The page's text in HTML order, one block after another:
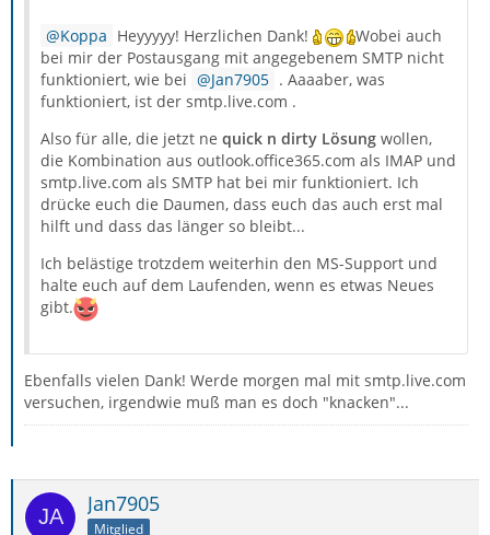
Koppa Heyyyyy! Herzlichen Dank!
Wobei auch
bei mir der Postausgang mit angegebenem SMTP nicht
funktioniert, wie bei
Jan7905 . Aaaaber, was
funktioniert, ist der smtp.live.com .
Also für alle, die jetzt ne quick n dirty Lösung wollen,
die Kombination aus outlook.office365.com als IMAP und
smtp.live.com als SMTP hat bei mir funktioniert. Ich
drücke euch die Daumen, dass euch das auch erst mal
hilft und dass das länger so bleibt...
Ich belästige trotzdem weiterhin den MS-Support und
halte euch auf dem Laufenden, wenn es etwas Neues
gibt.
Ebenfalls vielen Dank! Werde morgen mal mit smtp.live.com
versuchen, irgendwie muß man es doch "knacken"...
Jan7905
Mitglied